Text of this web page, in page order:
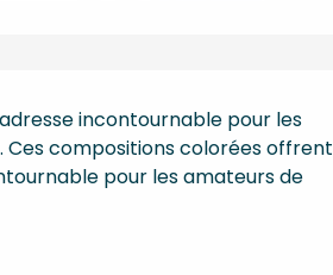
incontournable pour les
compositions colorées offrent
pour les amateurs de